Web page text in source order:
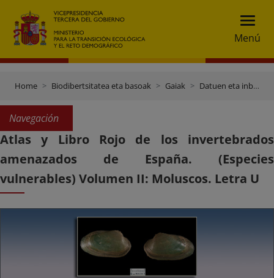
Menú
Home Biodibertsitatea eta basoak Gaiak Datuen eta inbentarioen ataria
Navegación
Atlas y Libro Rojo de los invertebrados
amenazados de España. (Especies
vulnerables) Volumen II: Moluscos. Letra U